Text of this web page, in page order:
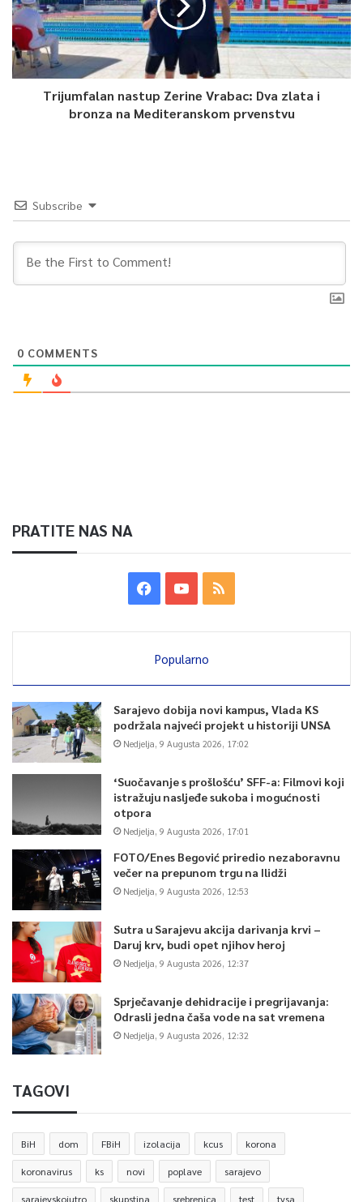
Trijumfalan nastup Zerine Vrabac: Dva zlata i
bronza na Mediteranskom prvenstvu
Subscribe
0 COMMENTS
PRATITE NAS NA
Popularno
Sarajevo dobija novi kampus, Vlada KS
podržala najveći projekt u historiji UNSA
Nedjelja, 9 Augusta 2026, 17:02
‘Suočavanje s prošlošću’ SFF-a: Filmovi koji
istražuju nasljeđe sukoba i mogućnosti
otpora
Nedjelja, 9 Augusta 2026, 17:01
FOTO/Enes Begović priredio nezaboravnu
večer na prepunom trgu na Ilidži
Nedjelja, 9 Augusta 2026, 12:53
Sutra u Sarajevu akcija darivanja krvi –
Daruj krv, budi opet njihov heroj
Nedjelja, 9 Augusta 2026, 12:37
Sprječavanje dehidracije i pregrijavanja:
Odrasli jedna čaša vode na sat vremena
Nedjelja, 9 Augusta 2026, 12:32
TAGOVI
BiH dom FBiH izolacija kcus korona
koronavirus ks novi poplave sarajevo
sarajevskojutro skupstina srebrenica test tvsa